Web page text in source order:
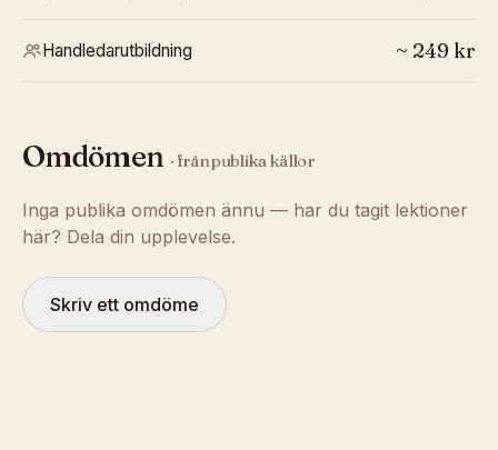
Handledarutbildning ~ 249 kr
Omdömen · från publika källor
Inga publika omdömen ännu — har du tagit lektioner
här? Dela din upplevelse.
Skriv ett omdöme